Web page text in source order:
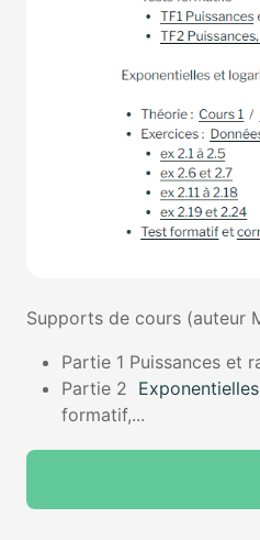
Supports de cours (auteur
Partie 1 Puissances et
Partie 2
formatif,...